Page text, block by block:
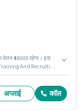
वेतन ₹48000 रहेगा। इस
And Recruiting
पद और कंपनी की
अप्लाई कॉल